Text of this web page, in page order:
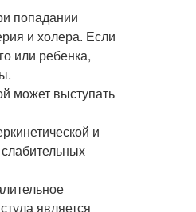
попадании
и холера. Если
или ребенка,
может выступать
и
является